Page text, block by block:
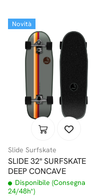
Novità
Slide Surfskate
SLIDE 32" SURFSKATE
DEEP CONCAVE
Disponibile (Consegna
24/48h*)